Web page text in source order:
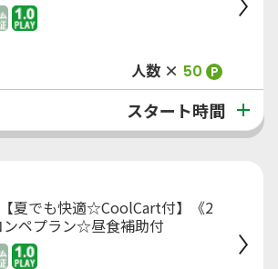
人数 × 50 P
スタート時間
【夏でも快適☆CoolCart付】《2
ンペプラン☆昼食補助付